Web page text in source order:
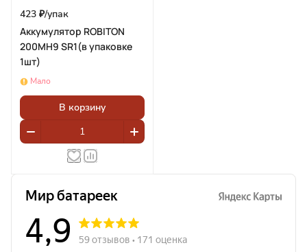
423 ₽/упак
Аккумулятор ROBITON
200MH9 SR1(в упаковке
1шт)
Мало
В корзину